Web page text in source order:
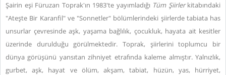
Şairin eşi Füruzan Toprak'ın 1983'te yayımladığıTüm Şiirlerkitabındaki
"Ateşte Bir Karanfil" ve "Sonnetler" bölümlerindeki şiirlerde tabiata has
unsurlar çevresinde aşk, yaşama bağlılık, çocukluk, hayata ait kesitler
üzerinde durulduğu görülmektedir. Toprak, şiirlerini toplumcu bir
dünya görüşünü yansıtan zihniyet etrafında kaleme almıştır. Yalnızlık,
gurbet, aşk, hayat ve ölüm, akşam, tabiat, hüzün, yas, hürriyet,